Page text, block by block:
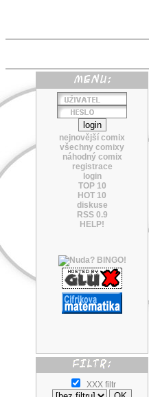
nejnovější comix
všechny comixy
náhodný comix
registrace
login
TOP 10
HOT 10
diskuse
RSS 0.9
HELP!
XXX filtr